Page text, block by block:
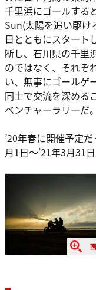
千里浜にゴールする
Sun(太陽を追い駆け
日とともにスタート
断し、石川県の千里
のではなく、それぞ
い、無事にゴールゲ
同士で交流を深める
ベンチャーラリーだ。
’20年春に開催予定
月1日〜’21年3月31